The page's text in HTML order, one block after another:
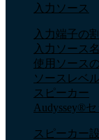
入力ソース
入力端子の
入力ソース
使用ソース
ソースレベ
スピーカー
Audyssey®
スピーカー